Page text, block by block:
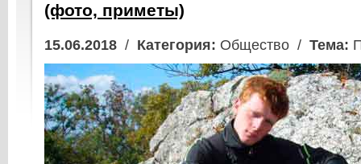
(фото, приметы)
15.06.2018 / Категория: Общество / Тема: